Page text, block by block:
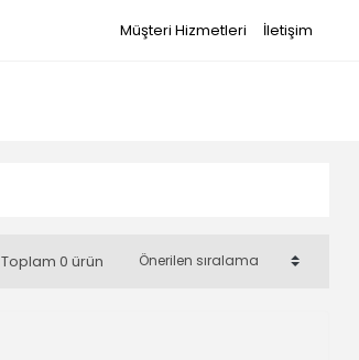
Müşteri Hizmetleri İletişim
Toplam 0 ürün